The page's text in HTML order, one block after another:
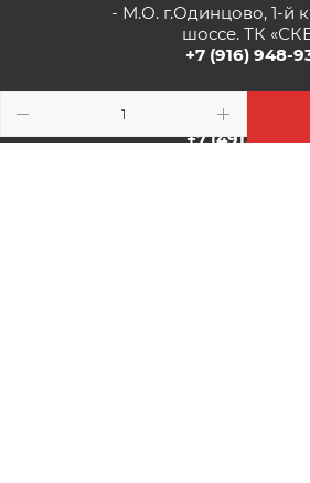
- М.О. г.Одинцово, 1-й
шоссе. ТК
+7 (916) 948-
- г.Рязань,
ТК «АВРОРА»
+7 (4912) 77-